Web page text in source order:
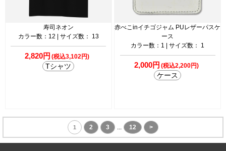
寿司ネオン
カラー数：12 | サイズ数： 13
2,820円 (税込3,102円)
Tシャツ
赤べこinイチゴジャム PUレザーパスケ
ース
カラー数：1 | サイズ数： 1
2,000円 (税込2,200円)
ケース
1 2 3 ... 12 >